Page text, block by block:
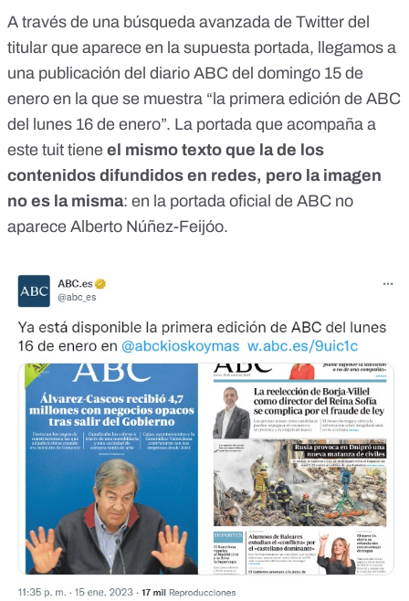
A través de una búsqueda avanzada de Twitter del
titular que aparece en la supuesta portada, llegamos a
una publicación del diario ABC del domingo 15 de
enero en la que se muestra “la primera edición de ABC
del lunes 16 de enero”. La portada que acompaña a
este tuit tiene el mismo texto que la de los
contenidos difundidos en redes, pero la imagen
no es la misma: en la portada oficial de ABC no
aparece Alberto Núñez-Feijóo.